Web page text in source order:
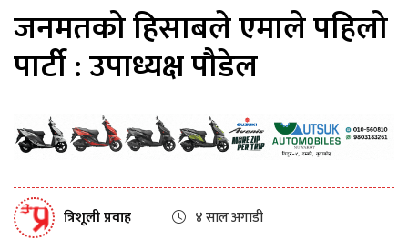
जनमतको हिसाबले एमाले पहिलो
पार्टी : उपाध्यक्ष पौडेल
त्रिशूली प्रवाह ४ साल अगाडी